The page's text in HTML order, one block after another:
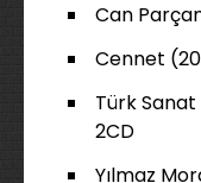
Can
Cennet
Türk
2CD
Yılmaz